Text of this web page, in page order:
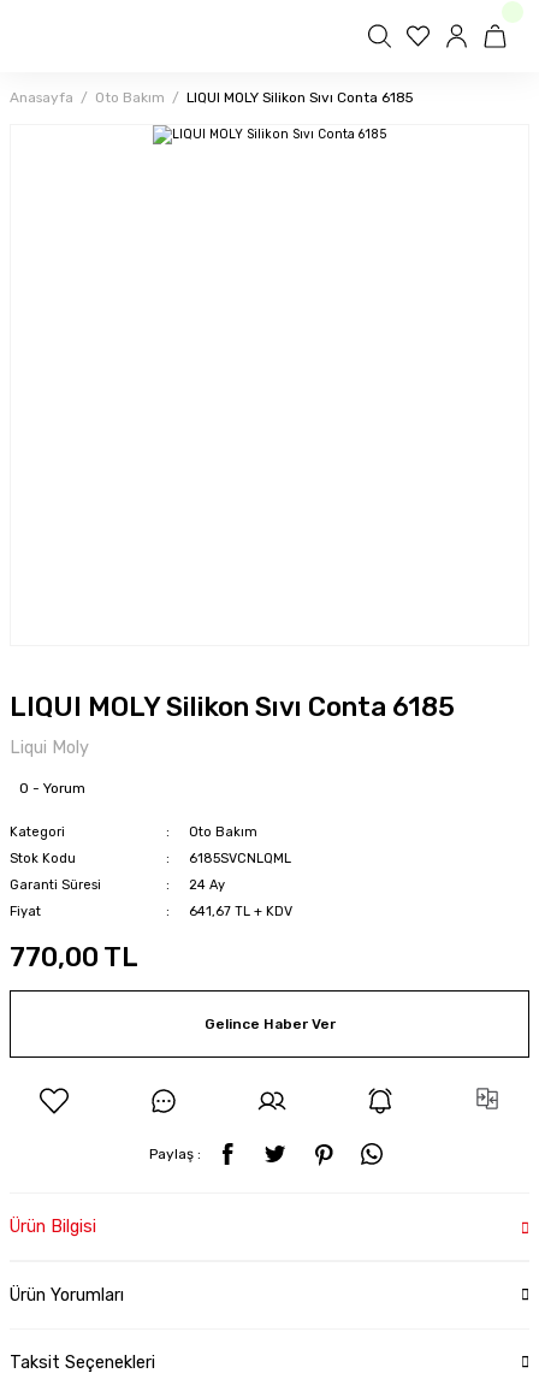
Anasayfa Oto Bakım LIQUI MOLY Silikon Sıvı Conta 6185
LIQUI MOLY Silikon Sıvı Conta 6185
Liqui Moly
0 - Yorum
Kategori
Oto Bakım
Stok Kodu
6185SVCNLQML
Garanti Süresi
24 Ay
Fiyat
641,67 TL + KDV
770,00 TL
Gelince Haber Ver
Paylaş :
Ürün Bilgisi
Ürün Yorumları
Taksit Seçenekleri